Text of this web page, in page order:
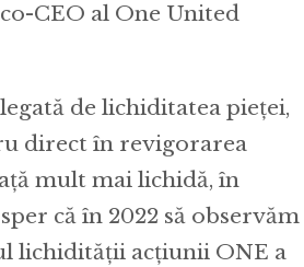
CEO al One United
de lichiditatea pieței,
direct în revigorarea
mult mai lichidă, în
că în 2022 să observăm
lichidității acțiunii ONE a